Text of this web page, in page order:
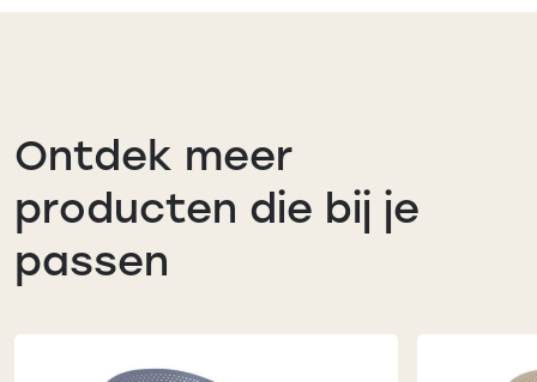
Ontdek meer
producten die bij je
passen